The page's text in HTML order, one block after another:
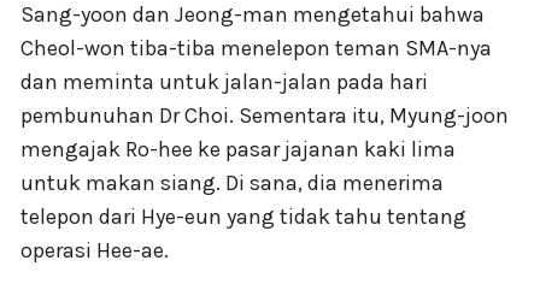
Sang-yoon dan Jeong-man mengetahui bahwa
Cheol-won tiba-tiba menelepon teman SMA-nya
dan meminta untuk jalan-jalan pada hari
pembunuhan Dr Choi. Sementara itu, Myung-joon
mengajak Ro-hee ke pasar jajanan kaki lima
untuk makan siang. Di sana, dia menerima
telepon dari Hye-eun yang tidak tahu tentang
operasi Hee-ae.